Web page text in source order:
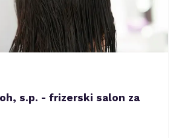
s.p. - frizerski salon za